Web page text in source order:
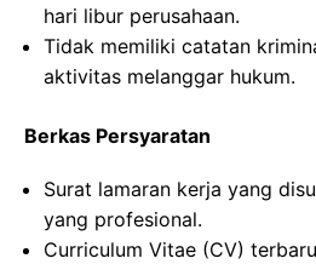
hari libur perusahaan.
Tidak memiliki catatan
aktivitas melanggar hukum.
Berkas Persyaratan
Surat lamaran kerja yang
yang profesional.
Curriculum Vitae (CV)